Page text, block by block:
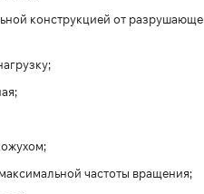
конструкцией от
частоты вращения;